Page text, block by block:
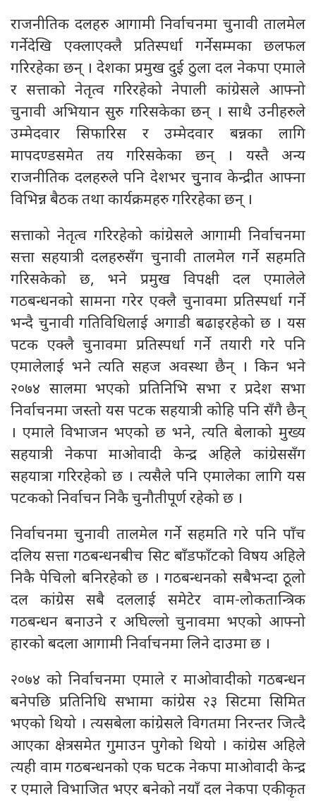
राजनीतिक दलहरु आगामी निर्वाचनमा चुनावी तालमेल
गर्नेदेखि एक्लाएक्लै प्रतिस्पर्धा गर्नेसम्मका छलफल
गरिरहेका छन् । देशका प्रमुख दुई ठुला दल नेकपा एमाले
र सत्ताको नेतृत्व गरिरहेको नेपाली कांग्रेसले आफ्नो
चुनावी अभियान सुरु गरिसकेका छन् । साथै उनीहरुले
उम्मेदवार सिफारिस र उम्मेदवार बन्नका लागि
मापदण्डसमेत तय गरिसकेका छन् । यस्तै अन्य
राजनीतिक दलहरुले पनि देशभर चुुनाव केन्द्रीत आफ्ना
विभिन्न बैठक तथा कार्यक्रमहरु गरिरहेका छन् ।
सत्ताको नेतृत्व गरिरहेको कांग्रेसले आगामी निर्वाचनमा
सत्ता सहयात्री दलहरुसँग चुनावी तालमेल गर्ने सहमति
गरिसकेको छ, भने प्रमुख विपक्षी दल एमालेले
गठबन्धनको सामना गरेर एक्लै चुनावमा प्रतिस्पर्धा गर्ने
भन्दै चुनावी गतिविधिलाई अगाडी बढाइरहेको छ । यस
पटक एक्लै चुनावमा प्रतिस्पर्धा गर्ने तयारी गरे पनि
एमालेलाई भने त्यति सहज अवस्था छैन् । किन भने
२०७४ सालमा भएको प्रतिनिभि सभा र प्रदेश सभा
निर्वाचनमा जस्तो यस पटक सहयात्री कोहि पनि सँगै छैन्
। एमाले विभाजन भएको छ भने, त्यति बेलाको मुख्य
सहयात्री नेकपा माओवादी केन्द्र अहिले कांग्रेससँग
सहयात्रा गरिरहेको छ । त्यसैले पनि एमालेका लागि यस
पटकको निर्वाचन निकै चुनौतीपूर्ण रहेको छ ।
निर्वाचनमा चुनावी तालमेल गर्ने सहमति गरे पनि पाँच
दलिय सत्ता गठबन्धनबीच सिट बाँडफाँटको विषय अहिले
निकै पेचिलो बनिरहेको छ । गठबन्धनको सबैभन्दा ठूलो
दल कांग्रेस सबै दललाई समेटेर वाम-लोकतान्त्रिक
गठबन्धन बनाउने र अघिल्लो चुनावमा भएको आफ्नो
हारको बदला आगामी निर्वाचनमा लिने दाउमा छ ।
२०७४ को निर्वाचनमा एमाले र माओवादीको गठबन्धन
बनेपछि प्रतिनिधि सभामा कांग्रेस २३ सिटमा सिमित
भएको थियो । त्यसबेला कांग्रेसले विगतमा निरन्तर जित्दै
आएका क्षेत्रसमेत गुमाउन पुगेको थियो । कांग्रेस अहिले
त्यही वाम गठबन्धनको एक घटक नेकपा माओवादी केन्द्र
र एमाले विभाजित भएर बनेको नयाँ दल नेकपा एकीकृत